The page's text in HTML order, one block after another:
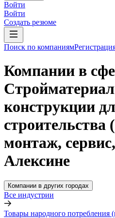
Войти
Войти
Создать резюме
Поиск по компаниям
Компании в
конструкции
строительства
монтаж,
Алексине
Компании в других городах
Все индустрии
Товары народного потребления